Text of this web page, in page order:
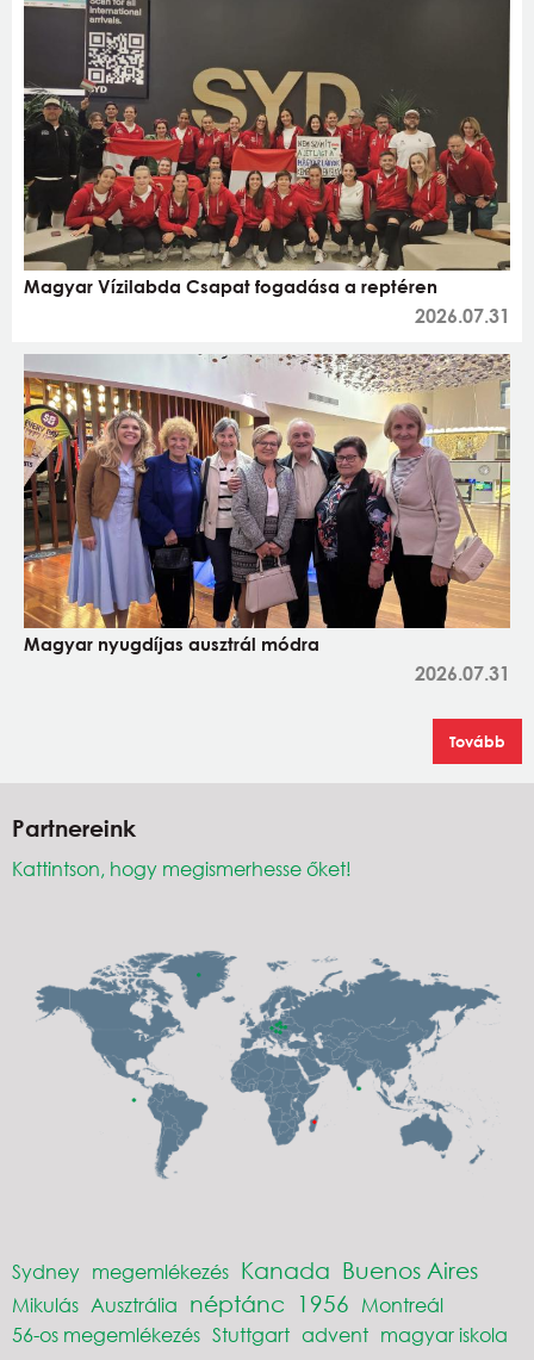
Magyar Vízilabda Csapat fogadása a reptéren
2026.07.31
Magyar nyugdíjas ausztrál módra
2026.07.31
Tovább
Partnereink
Kattintson, hogy megismerhesse őket!
Sydney megemlékezés Kanada Buenos Aires
Mikulás Ausztrália néptánc 1956 Montreál
56-os megemlékezés Stuttgart advent magyar iskola